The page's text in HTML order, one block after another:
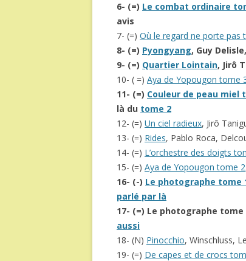
6- (=) Le combat ordinaire
avis
7- (=) Où le regard ne porte pas
8- (=) Pyongyang, Guy
9- (=) Quartier Lointain, Jirô
10- ( =) Aya de Yopougon tome
11- (=) Couleur de peau miel
là du tome 2
12- (=) Un ciel radieux, Jirô
13- (=) Rides, Pablo Roca,
14- (=) L’orchestre des doigts
15- (=) Aya de Yopougon tome 2
16- (-) Le photographe tome
parlé par là
17- (=) Le photographe tome
aussi
18- (N) Pinocchio, Winschluss,
19- (=) De capes et de crocs